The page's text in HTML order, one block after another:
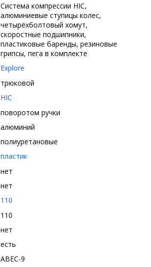
Система компрессии HIC,
алюминиевые ступицы колес,
четырёхболтовый хомут,
скоростные подшипники,
пластиковые баренды, резиновые
грипсы, пега в комплекте
Explore
трюковой
HIC
поворотом ручки
алюминий
полиуретановые
пластик
нет
нет
110
110
нет
есть
ABEC-9